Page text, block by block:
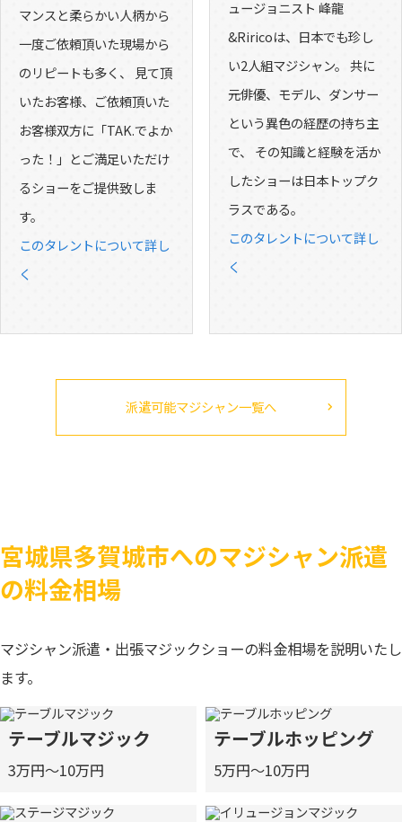
マンスと柔らかい人柄から
一度ご依頼頂いた現場から
のリピートも多く、 見て頂
いたお客様、ご依頼頂いた
お客様双方に「TAK.でよか
った！」とご満足いただけ
るショーをご提供致しま
す。
このタレントについて詳し
く
ュージョニスト 峰龍
&Riricoは、日本でも珍し
い2人組マジシャン。 共に
元俳優、モデル、ダンサー
という異色の経歴の持ち主
で、 その知識と経験を活か
したショーは日本トップク
ラスである。
このタレントについて詳し
く
派遣可能マジシャン一覧へ
宮城県多賀城市へのマジシャン派遣
の料金相場
マジシャン派遣・出張マジックショーの料金相場を説明いたし
ます。
テーブルマジック
3万円～10万円
テーブルホッピング
5万円～10万円